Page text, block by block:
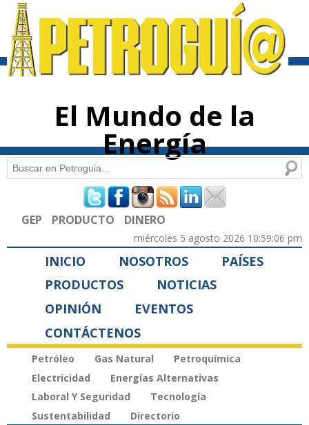
contenido
El Mundo de la
Energía
Formulario de búsqueda
Buscar
GEP PRODUCTO DINERO
miércoles 5 agosto 2026 10:59:06 pm
INICIO NOSOTROS
PAÍSES
PRODUCTOS
NOTICIAS
OPINIÓN
EVENTOS
CONTÁCTENOS
Petróleo Gas Natural
Petroquímica
Electricidad
Energías Alternativas
Laboral Y Seguridad
Tecnología
Sustentabilidad
Directorio